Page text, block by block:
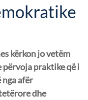
kërkon jo vetëm
praktike që i
afër
dhe